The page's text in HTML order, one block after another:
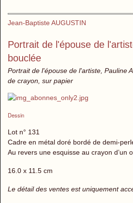
Jean-Baptiste AUGUSTIN
Portrait de l'épouse de
bouclée
Portrait de l'épouse de l'artiste, Pauline
de crayon, sur papier
Dessin
Lot n° 131
Cadre en métal doré bordé de demi-
Au revers une esquisse au crayon d’un
16.0 x 11.5 cm
Le détail des ventes est uniquement